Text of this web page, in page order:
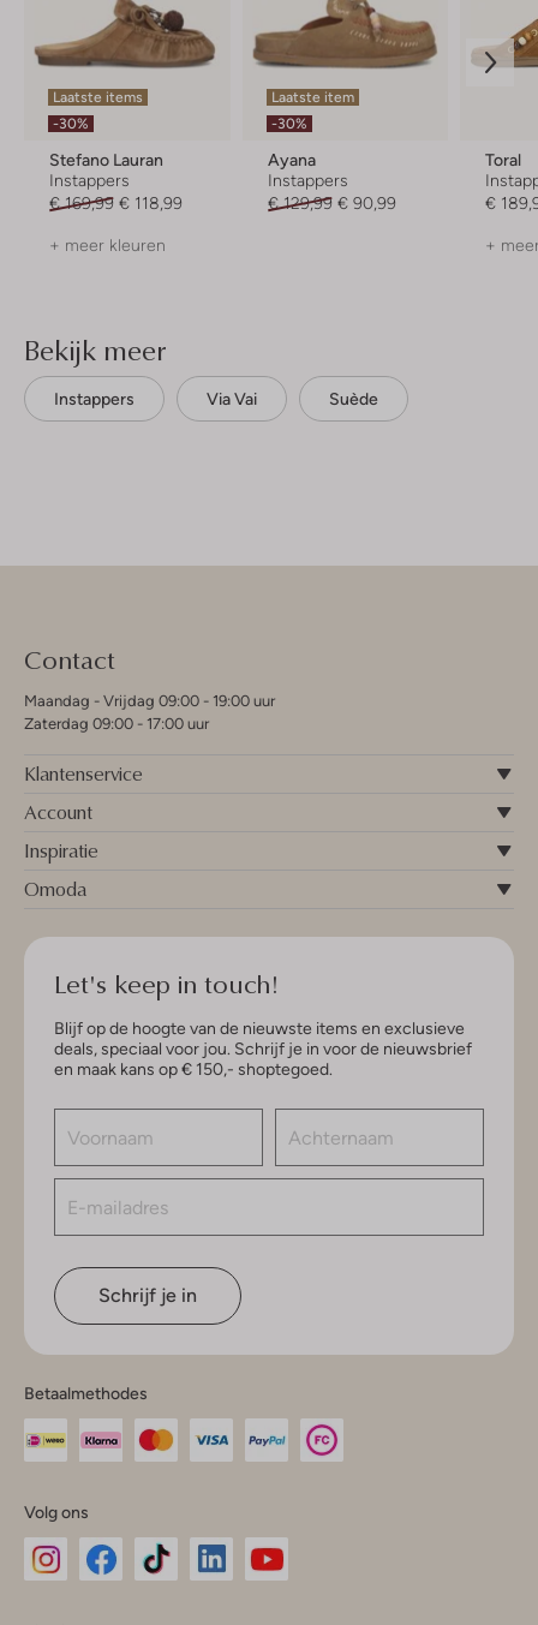
Laatste items
-30%
Stefano Lauran
Instappers
€ 169,99 € 118,99
+ meer kleuren
Laatste item
-30%
Ayana
Instappers
€ 129,99 € 90,99
Toral
€
+
Bekijk meer
Instappers Via Vai Suède
Contact
Maandag - Vrijdag 09:00 - 19:00 uur
Zaterdag 09:00 - 17:00 uur
Klantenservice
Account
Inspiratie
Omoda
Let's keep in touch!
Blijf op de hoogte van de nieuwste items en exclusieve
deals, speciaal voor jou. Schrijf je in voor de nieuwsbrief
en maak kans op € 150,- shoptegoed.
Schrijf je in
Betaalmethodes
Volg ons